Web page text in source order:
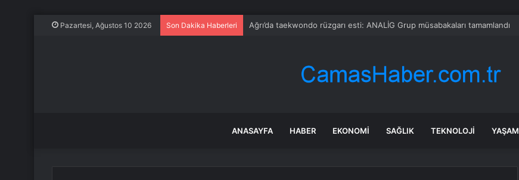
Pazartesi, Ağustos 10 2026 Son Dakika Haberleri Ağrı’da taekwondo rüzgarı esti: ANALİG Grup müsabakaları tamamlandı
ANASAYFA HABER EKONOMI SAĞLIK TEKNOLOJI YAŞAM